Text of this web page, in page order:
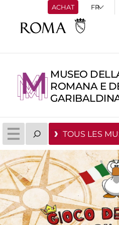
ACHAT
MUSEO
ROMANA E
TOUS LES